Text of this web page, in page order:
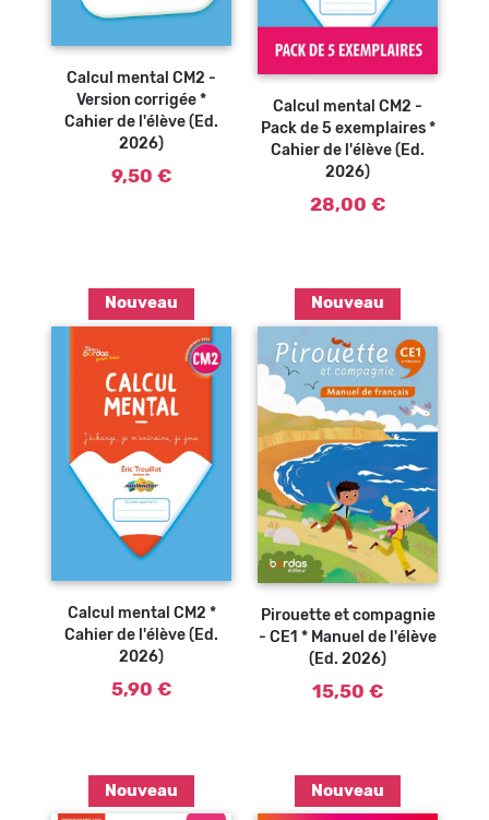
Ajouter au
Calcul mental CM2 -
Version corrigée *
Cahier de l'élève (Ed.
2026)
9,50 €
Calcul mental CM2 -
Pack de 5 exemplaires *
Cahier de l'élève (Ed.
2026)
28,00 €
Nouveau
Calcul mental CM2 *
Cahier de l'élève (Ed.
2026)
5,90 €
Nouveau
Ajouter au
Pirouette et compagnie
- CE1 * Manuel de l'élève
(Ed. 2026)
15,50 €
Nouveau Nouveau